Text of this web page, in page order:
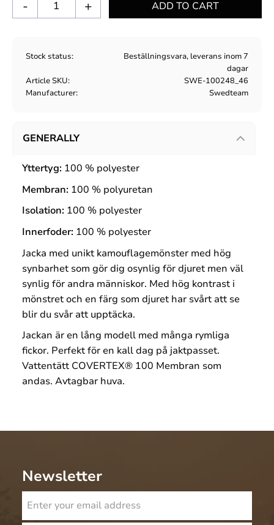
+
-
Stock status
Beställningsvara, leverans inom 7
dagar
Article SKU
SWE-100248_46
Manufacturer
Swedteam
GENERALLY
Yttertyg: 100 % polyester
Membran: 100 % polyuretan
Isolation: 100 % polyester
Innerfoder: 100 % polyester
Jacka med unikt kamouflagemönster med hög
synbarhet som gör dig osynlig för djuret men väl
synlig för andra människor. Med hög kontrast i
mönstret och en färg som djuret har svårt att se
blir du svår att upptäcka.
Jackan är en lång modell med många rymliga
fickor. Perfekt för en kall dag på jaktpasset.
Vattentätt COVERTEX® 100 Membran som
andas. Avtagbar huva.
Newsletter